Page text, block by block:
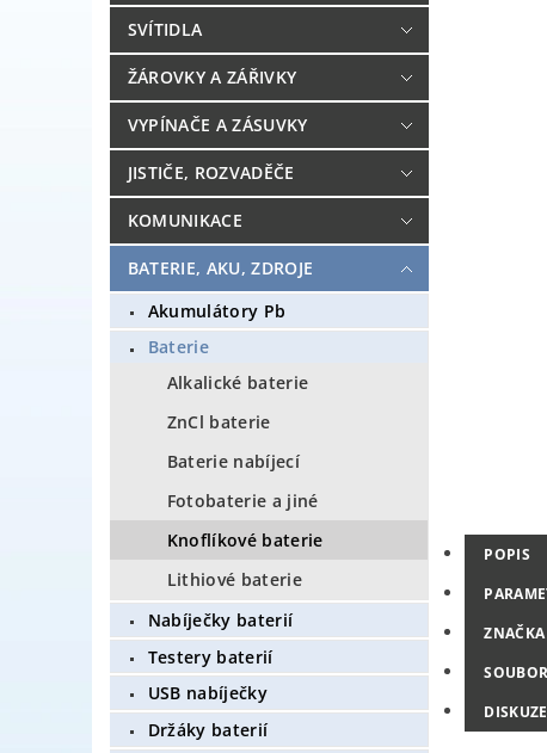
SVÍTIDLA
ŽÁROVKY A ZÁŘIVKY
VYPÍNAČE A ZÁSUVKY
JISTIČE, ROZVADĚČE
KOMUNIKACE
BATERIE, AKU, ZDROJE
Akumulátory Pb
Baterie
Alkalické baterie
ZnCl baterie
Baterie nabíjecí
Fotobaterie a jiné
Knoflíkové baterie
Lithiové baterie
Nabíječky baterií
Testery baterií
USB nabíječky
Držáky baterií
POPIS
ZNAČKA
DISKUZE